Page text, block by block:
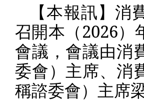
【本報訊】
召開本（2026）
會議，會議由消
委會）主席、消
稱諮委會）主席